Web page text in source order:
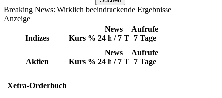
Breaking News: Wirklich beeindruckende Ergebnisse
Anzeige
Indizes Kurs %
News
24 h / 7 T
Aufrufe
7 Tage
Aktien Kurs %
News
24 h / 7 T
Aufrufe
7 Tage
Xetra-Orderbuch